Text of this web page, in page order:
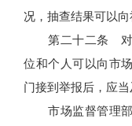
况，抽查结果可以向
第二十二条 对违
位和个人可以向市
门接到举报后，应
市场监督管理部